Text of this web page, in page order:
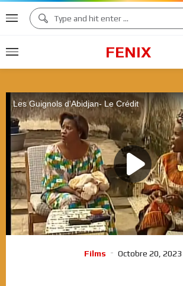
FENIX
Films Octobre 20, 2023